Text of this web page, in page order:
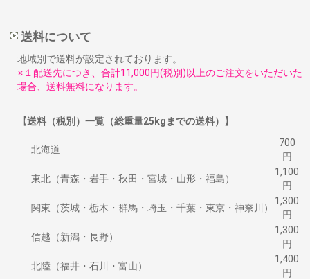
送料について
地域別で送料が設定されております。
※１配送先につき、合計11,000円(税別)以上のご注文をいただいた
場合、送料無料になります。
【送料（税別）一覧（総重量25kgまでの送料）】
北海道
700
円
東北（青森・岩手・秋田・宮城・山形・福島）
1,100
円
関東（茨城・栃木・群馬・埼玉・千葉・東京・神奈川）
1,300
円
信越（新潟・長野）
1,300
円
北陸（福井・石川・富山）
1,400
円